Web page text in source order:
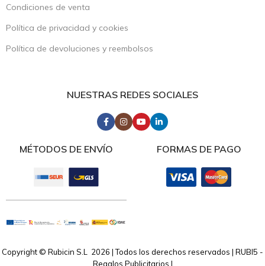
Condiciones de venta
Política de privacidad y cookies
Política de devoluciones y reembolsos
FORMAS DE PAGO
MÉTODOS DE ENVÍO
NUESTRAS REDES SOCIALES
Copyright © Rubicin S.L 2026 | Todos los derechos reservados | RUBI5 -
Regalos Publicitarios |